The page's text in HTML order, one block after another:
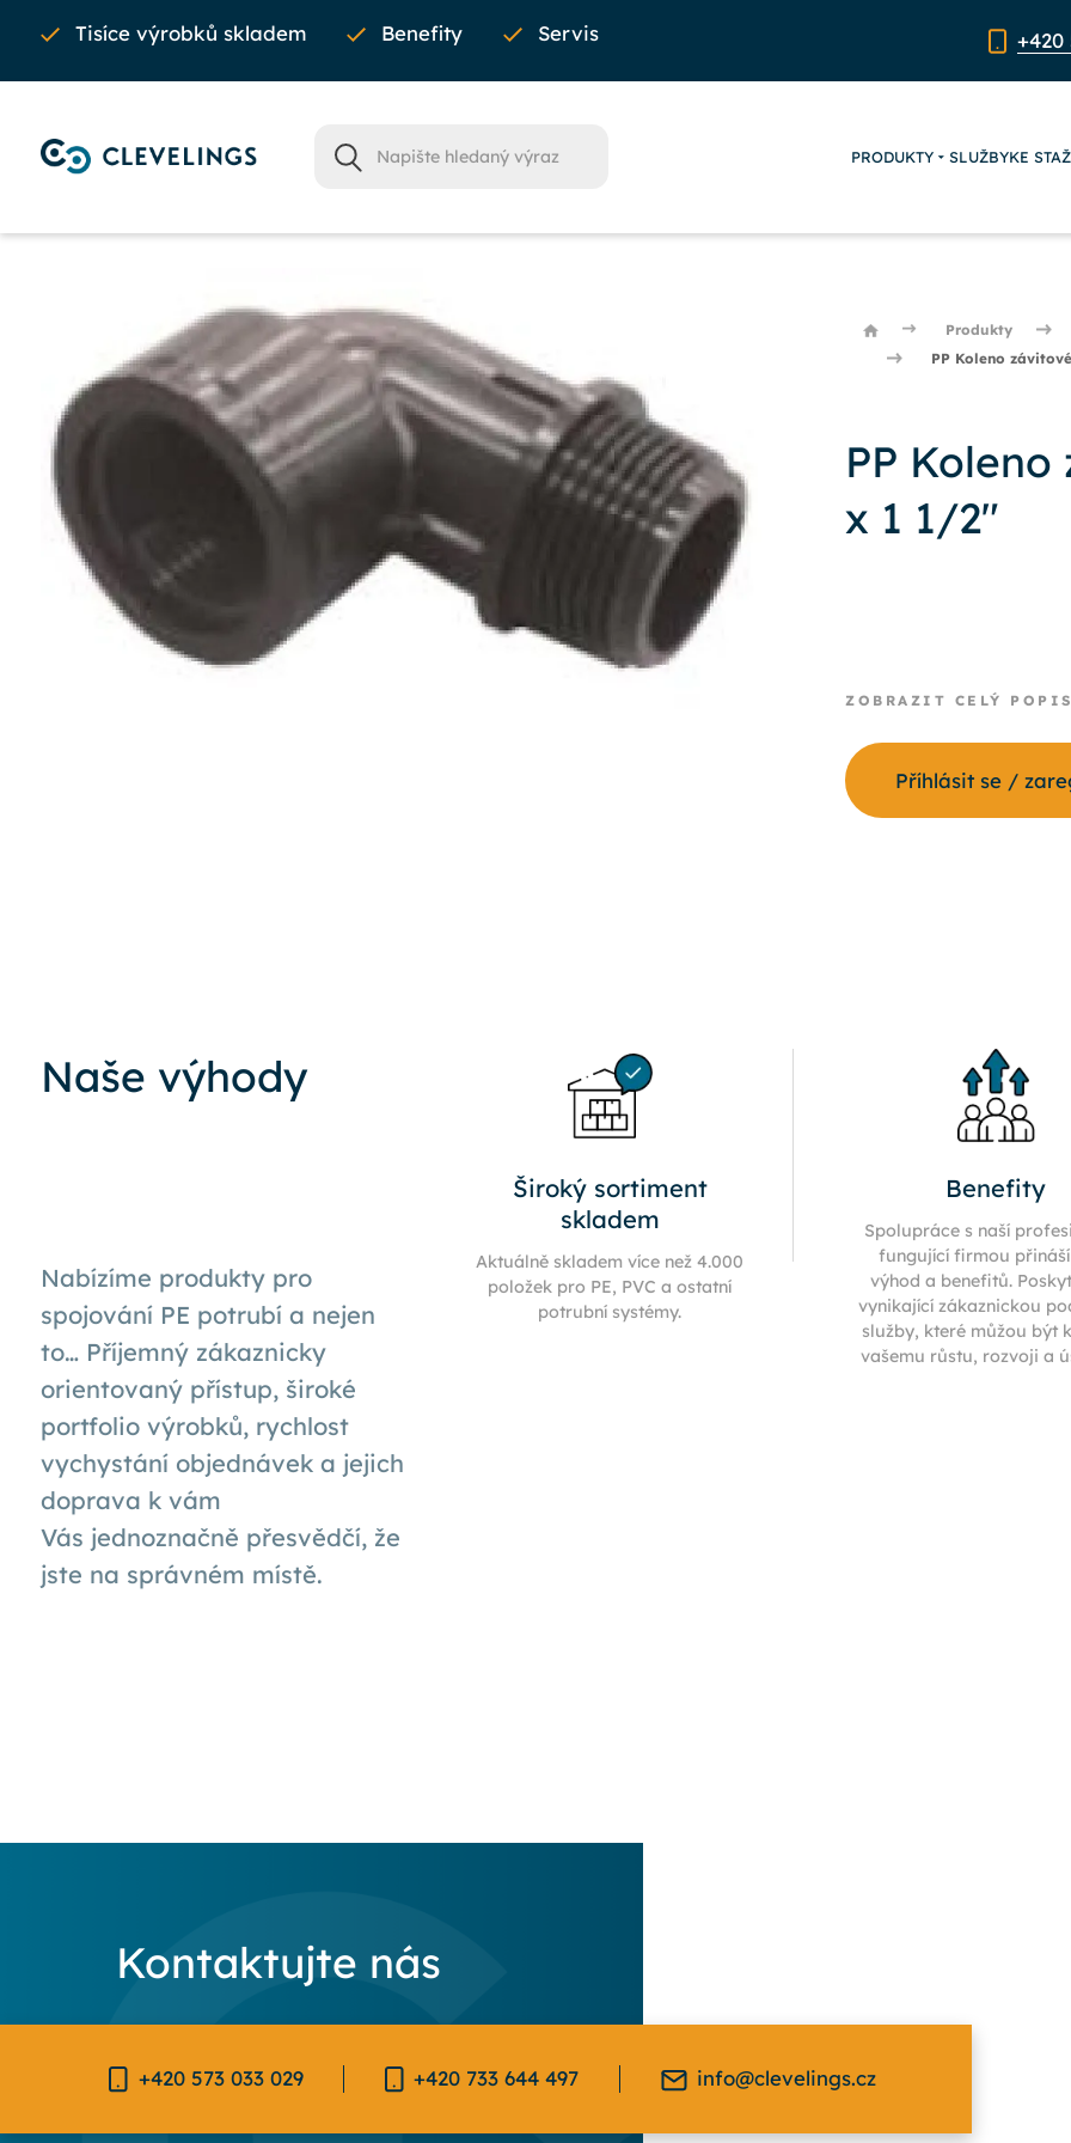
Tisíce výrobků skladem Benefity Servis +420
PRODUKTY SLUŽBYKE
Produkty
PP Koleno
PP
x 1 1/2"
ZOBRAZIT CELÝ POPIS
Příhlásit se /
Naše výhody
Nabízíme produkty pro
spojování PE potrubí a nejen
to… Příjemný zákaznicky
orientovaný přístup, široké
portfolio výrobků, rychlost
vychystání objednávek a jejich
doprava k vám
Vás jednoznačně přesvědčí, že
jste na správném místě.
Široký sortiment
skladem
Aktuálně skladem více než 4.000
položek pro PE, PVC a ostatní
potrubní systémy.
Benefity
Spolupráce s naší
fungující firmou
výhod a benefitů.
vynikající zákaznickou
služby, které můžou být
vašemu růstu, rozvoji a
Kontaktujte nás
+420 573 033 029 +420 733 644 497 info@clevelings.cz